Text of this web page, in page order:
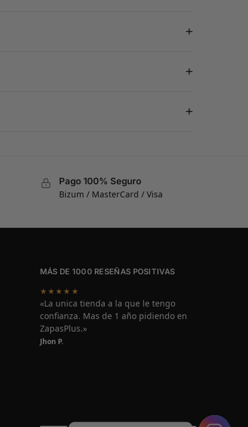
+
+
+
Pago 100% Seguro
Bizum / MasterCard / Visa
MÁS DE 1000 RESEÑAS POSITIVAS
★★★★★
«La unica tienda a la que le tengo
confianza. Mas de 1 año pidiendo en
ZapasPlus.»
Jhon P.